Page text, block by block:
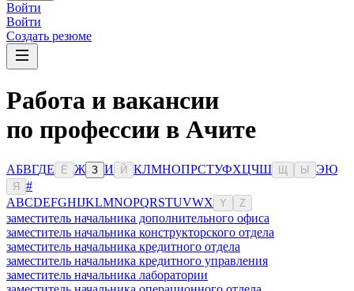
Войти
Войти
Создать резюме
Работа и вакансии
по профессии в Ачите
АБВГДЕ Ё Ж З И Й КЛМНОПРСТУФХЦЧШ Ы ЭЮ
Я
#
ABCDEFGHIJKLMNOPQRSTUVWX Y Z
заместитель начальника дополнительного офиса
заместитель начальника конструкторского отдела
заместитель начальника кредитного отдела
заместитель начальника кредитного управления
заместитель начальника лаборатории